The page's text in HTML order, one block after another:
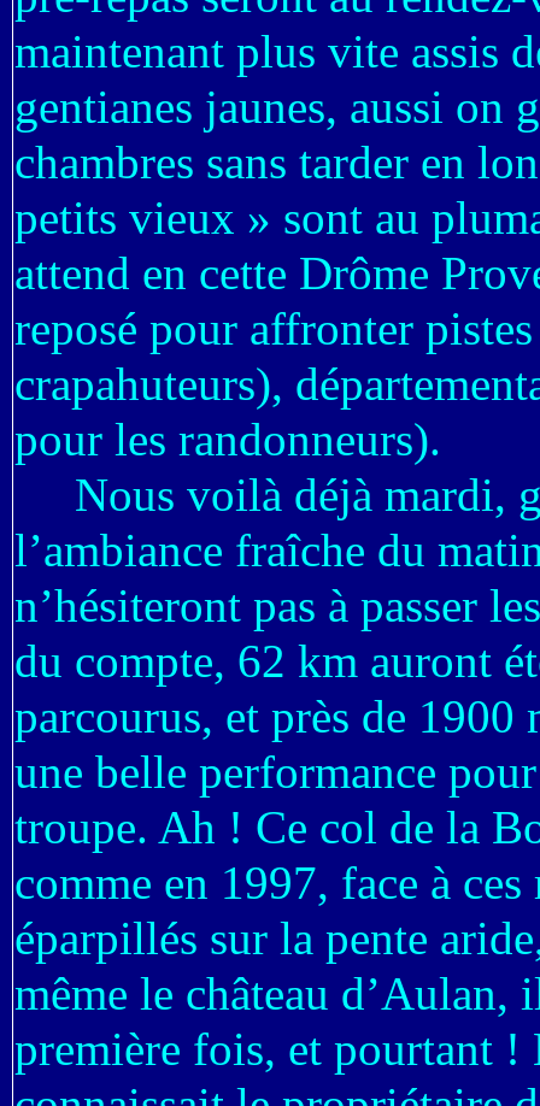
maintenant plus vite assis
gentianes jaunes, aussi on
chambres sans tarder en
petits vieux » sont au
attend en cette Drôme
reposé pour affronter
crapahuteurs),
pour les randonneurs).
Nous voilà déjà mardi,
l’ambiance fraîche du
n’hésiteront pas à passer
du compte, 62 km auront
parcourus, et près de
une belle performance
troupe. Ah ! Ce col de la
comme en 1997, face à
éparpillés sur la pente
même le château
première fois, et pourtant !